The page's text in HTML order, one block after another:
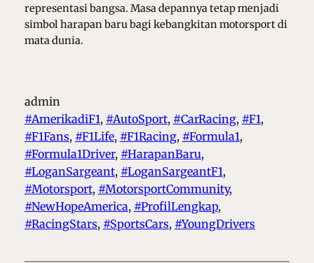
representasi bangsa. Masa depannya tetap menjadi
simbol harapan baru bagi kebangkitan motorsport di
mata dunia.
admin
#AmerikadiF1, #AutoSport, #CarRacing, #F1
#F1Fans, #F1Life, #F1Racing, #Formula1
#Formula1Driver, #HarapanBaru
#LoganSargeant, #LoganSargeantF1
#Motorsport, #MotorsportCommunity
#NewHopeAmerica, #ProfilLengkap
#RacingStars, #SportsCars, #YoungDrivers